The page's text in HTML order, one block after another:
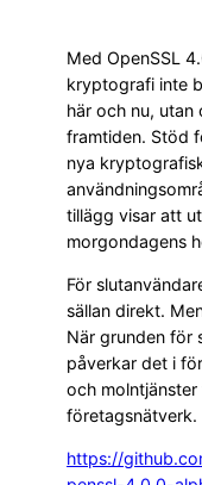
Med OpenSSL
kryptografi inte
här och nu,
framtiden. Stöd
nya
tillägg visar att
morgondagens
För
sällan direkt.
När grunden för
påverkar det i
och
företagsnätverk.
https://